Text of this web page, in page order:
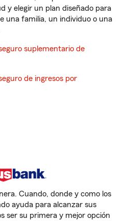
y elegir un plan diseñado para
una familia, un individuo o una
suplementario de
de ingresos por
Cuando, donde y como los
ayuda para alcanzar sus
ser su primera y mejor opción